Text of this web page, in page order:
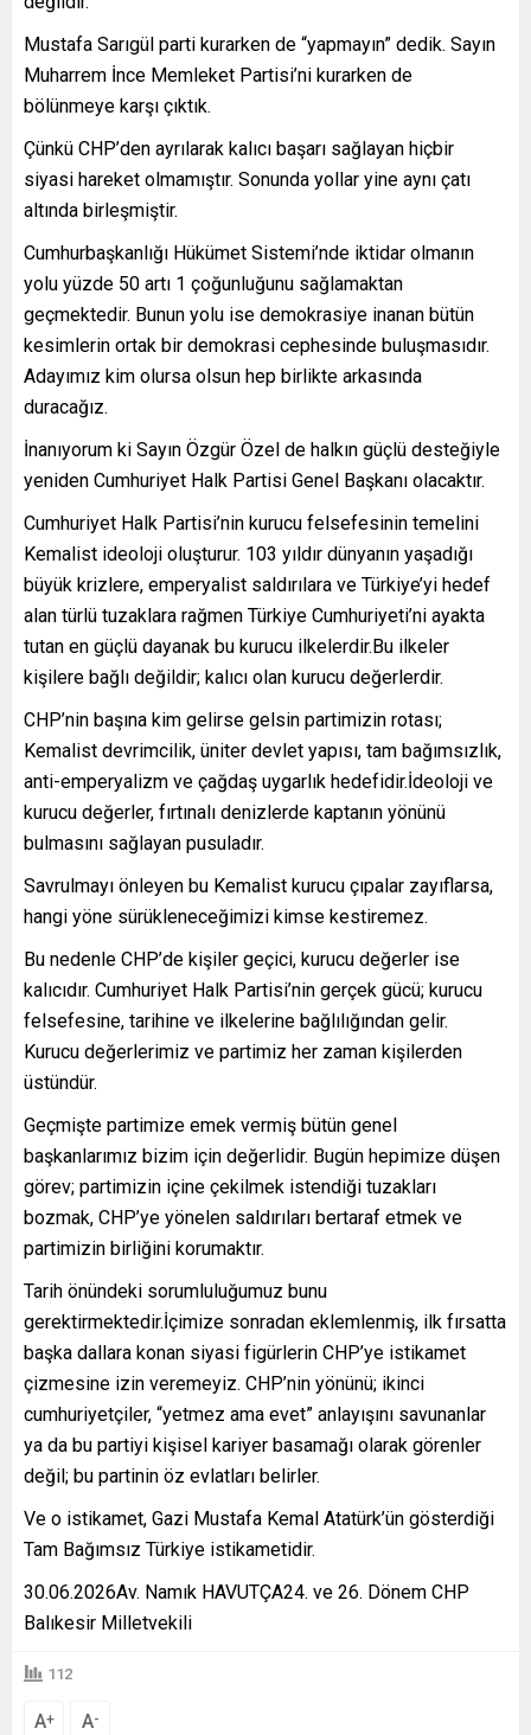
Mustafa Sarıgül parti kurarken de “yapmayın” dedik. Sayın
Muharrem İnce Memleket Partisi’ni kurarken de
bölünmeye karşı çıktık.
Çünkü CHP’den ayrılarak kalıcı başarı sağlayan hiçbir
siyasi hareket olmamıştır. Sonunda yollar yine aynı çatı
altında birleşmiştir.
Cumhurbaşkanlığı Hükümet Sistemi’nde iktidar olmanın
yolu yüzde 50 artı 1 çoğunluğunu sağlamaktan
geçmektedir. Bunun yolu ise demokrasiye inanan bütün
kesimlerin ortak bir demokrasi cephesinde buluşmasıdır.
Adayımız kim olursa olsun hep birlikte arkasında
duracağız.
İnanıyorum ki Sayın Özgür Özel de halkın güçlü desteğiyle
yeniden Cumhuriyet Halk Partisi Genel Başkanı olacaktır.
Cumhuriyet Halk Partisi’nin kurucu felsefesinin temelini
Kemalist ideoloji oluşturur. 103 yıldır dünyanın yaşadığı
büyük krizlere, emperyalist saldırılara ve Türkiye’yi hedef
alan türlü tuzaklara rağmen Türkiye Cumhuriyeti’ni ayakta
tutan en güçlü dayanak bu kurucu ilkelerdir.Bu ilkeler
kişilere bağlı değildir; kalıcı olan kurucu değerlerdir.
CHP’nin başına kim gelirse gelsin partimizin rotası;
Kemalist devrimcilik, üniter devlet yapısı, tam bağımsızlık,
anti-emperyalizm ve çağdaş uygarlık hedefidir.İdeoloji ve
kurucu değerler, fırtınalı denizlerde kaptanın yönünü
bulmasını sağlayan pusuladır.
Savrulmayı önleyen bu Kemalist kurucu çıpalar zayıflarsa,
hangi yöne sürükleneceğimizi kimse kestiremez.
Bu nedenle CHP’de kişiler geçici, kurucu değerler ise
kalıcıdır. Cumhuriyet Halk Partisi’nin gerçek gücü; kurucu
felsefesine, tarihine ve ilkelerine bağlılığından gelir.
Kurucu değerlerimiz ve partimiz her zaman kişilerden
üstündür.
Geçmişte partimize emek vermiş bütün genel
başkanlarımız bizim için değerlidir. Bugün hepimize düşen
görev; partimizin içine çekilmek istendiği tuzakları
bozmak, CHP’ye yönelen saldırıları bertaraf etmek ve
partimizin birliğini korumaktır.
Tarih önündeki sorumluluğumuz bunu
gerektirmektedir.İçimize sonradan eklemlenmiş, ilk fırsatta
başka dallara konan siyasi figürlerin CHP’ye istikamet
çizmesine izin veremeyiz. CHP’nin yönünü; ikinci
cumhuriyetçiler, “yetmez ama evet” anlayışını savunanlar
ya da bu partiyi kişisel kariyer basamağı olarak görenler
değil; bu partinin öz evlatları belirler.
Ve o istikamet, Gazi Mustafa Kemal Atatürk’ün gösterdiği
Tam Bağımsız Türkiye istikametidir.
30.06.2026Av. Namık HAVUTÇA24. ve 26. Dönem CHP
Balıkesir Milletvekili
112
A+ A-